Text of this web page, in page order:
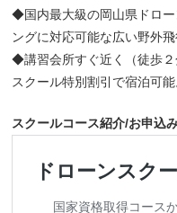
◆国内最大級の岡山県ドロ
ングに対応可能な広い野外飛
◆講習会所すぐ近く（徒歩２
スクール特別割引で宿泊可能
スクールコース紹介/お申込